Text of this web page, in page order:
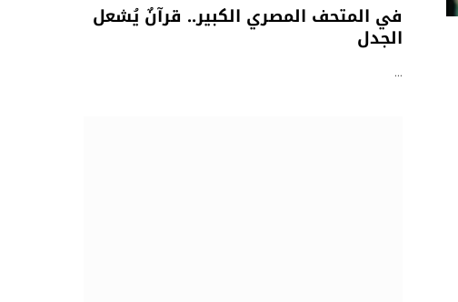
في المتحف المصري الكبير.. قرآنٌ يُشعل
الجدل
…